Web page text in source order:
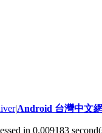
|Android 台灣中文網
in 0.009183